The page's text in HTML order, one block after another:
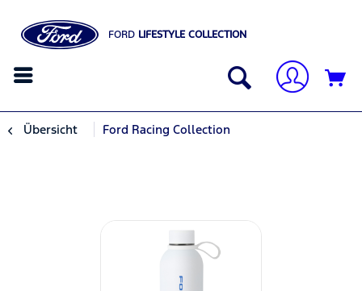
FORD LIFESTYLE COLLECTION
Übersicht Ford Racing Collection